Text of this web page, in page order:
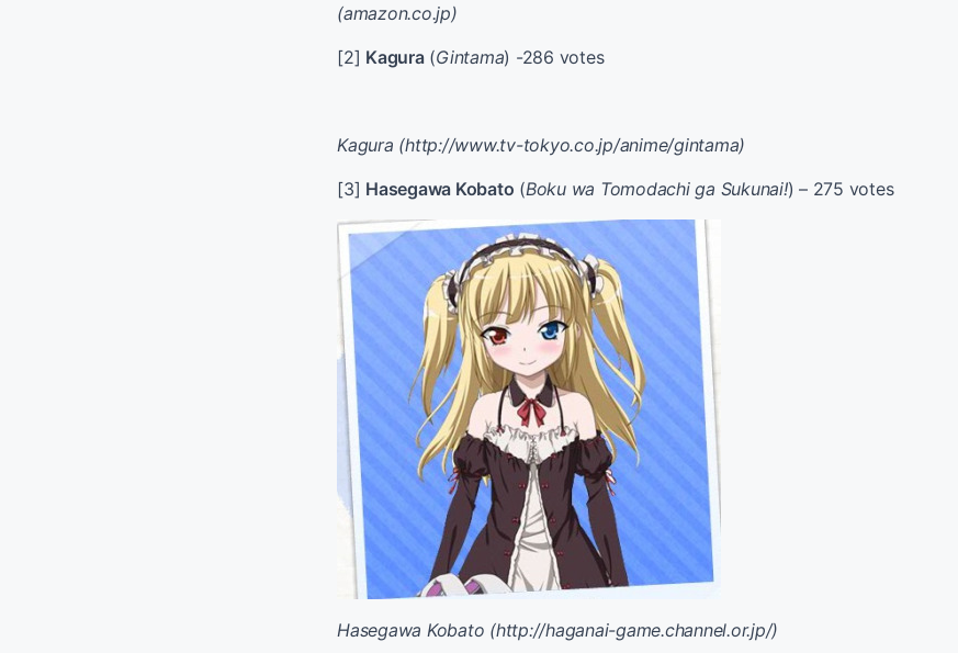
(amazon.co.jp)
[2] Kagura(Gintama) -286 votes
Kagura (http://www.tv-tokyo.co.jp/anime/gintama)
[3] Hasegawa Kobato (Boku wa Tomodachi ga Sukunai!) – 275 votes
Hasegawa Kobato (http://haganai-game.channel.or.jp/)